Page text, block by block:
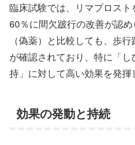
臨床試験では、リマプロス
60％に間欠跛行の改善が認
（偽薬）と比較しても、歩
が確認されており、特に「
持」に対して高い効果を発揮
効果の発動と持続